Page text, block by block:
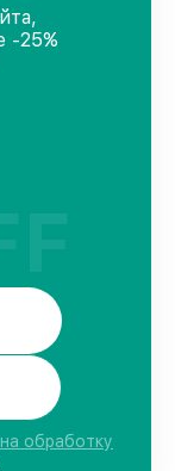
-25%
обработку